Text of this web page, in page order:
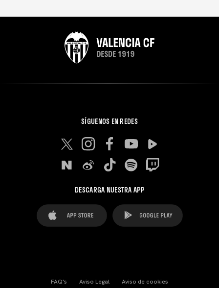
SÍGUENOS EN REDES
DESCARGA NUESTRA APP
FAQ's Aviso Legal Aviso de cookies